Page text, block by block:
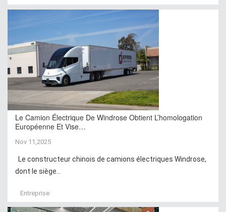
Le Camion Électrique De Windrose Obtient L’homologation
Européenne Et Vise…
Nov 11,2025
Le constructeur chinois de camions électriques Windrose,
dont le siège...
Entreprise